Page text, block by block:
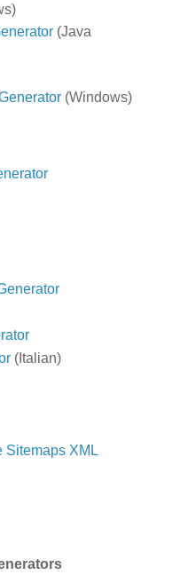
(Java
(Windows)
(Italian)
Sitemaps XML